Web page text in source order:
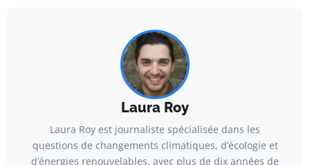
Laura Roy
Laura Roy est journaliste spécialisée dans les
questions de changements climatiques, d’écologie et
d’énergies renouvelables, avec plus de dix années de